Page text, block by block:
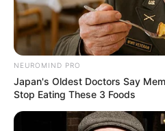
NEUROMIND PRO
Japan's Oldest Doctors Say
Stop Eating These 3 Foods